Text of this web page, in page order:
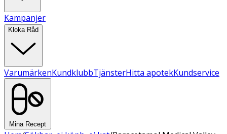
Kampanjer
Kloka Råd
VarumärkenKundklubbTjänsterHitta apotekKundservice
Mina Recept